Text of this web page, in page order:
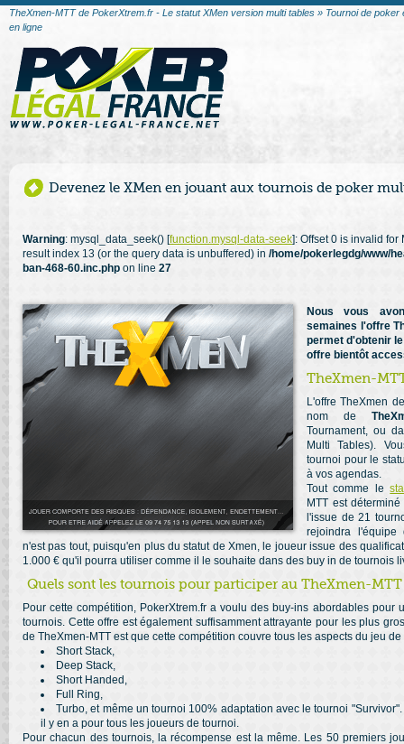
TheXmen-MTT de PokerXtrem.fr - Le statut XMen version multi tables » Tournoi de poker
en ligne
Devenez le XMen en jouant aux tournois de poker
Warning: mysql_data_seek() [function.mysql-data-seek]: Offset 0 is invalid for
result index 13 (or the query data is unbuffered) in /home/pokerlegdg/www/
ban-468-60.inc.php on line 27
Nous vous
semaines l'offre
permet d'obtenir
offre bientôt
TheXmen-
L'offre TheXmen
nom de
Tournament, ou
Multi Tables).
tournoi pour le
à vos agendas.
Tout comme le
MTT est
l'issue de 21
rejoindra l'équipe
n'est pas tout, puisqu'en plus du statut de Xmen, le joueur issue des
1.000 € qu'il pourra utiliser comme il le souhaite dans des buy in de tournois
Quels sont les tournois pour participer au TheXmen-MTT
Pour cette compétition, PokerXtrem.fr a voulu des buy-ins abordables pour
tournois. Cette offre est également suffisamment attrayante pour les plus
de TheXmen-MTT est que cette compétition couvre tous les aspects du jeu de
Short Stack,
Deep Stack,
Short Handed,
Full Ring,
Turbo, et même un tournoi 100% adaptation avec le tournoi
il y en a pour tous les joueurs de tournoi.
Pour chacun des tournois, la récompense est la même. Les 50 premiers